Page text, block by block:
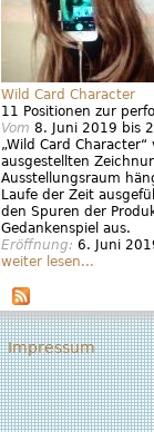
Wild Card Character
11 Positionen zur
Vom 8. Juni 2019 bis
„Wild Card
ausgestellten
Ausstellungsraum
Laufe der Zeit
den Spuren der
Gedankenspiel aus.
Eröffnung: 6. Juni
weiter lesen...
Impressum